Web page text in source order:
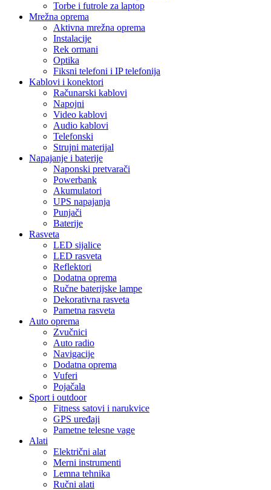
Torbe i futrole za laptop
Mrežna oprema
Aktivna mrežna oprema
Instalacije
Rek ormani
Optika
Fiksni telefoni i IP telefonija
Kablovi i konektori
Računarski kablovi
Napojni
Video kablovi
Audio kablovi
Telefonski
Strujni materijal
Napajanje i baterije
Naponski pretvarači
Powerbank
Akumulatori
UPS napajanja
Punjači
Baterije
Rasveta
LED sijalice
LED rasveta
Reflektori
Dodatna oprema
Ručne baterijske lampe
Dekorativna rasveta
Pametna rasveta
Auto oprema
Zvučnici
Auto radio
Navigacije
Dodatna oprema
Vuferi
Pojačala
Sport i outdoor
Fitness satovi i narukvice
GPS uređaji
Pametne telesne vage
Alati
Električni alat
Merni instrumenti
Lemna tehnika
Ručni alati